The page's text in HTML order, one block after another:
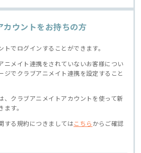
カウントをお持ちの方
でログインすることができます。
ニメイト連携をされていないお客様につい
ジでクラブアニメイト連携を設定すること
、クラブアニメイトアカウントを使って新
す。
する規約につきましてはこちら からご確認